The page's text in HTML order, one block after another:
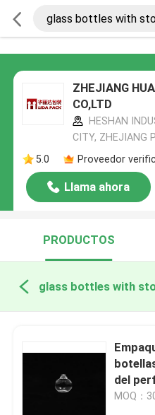
ZHEJIANG
CO,LTD
HESHAN
CITY, ZHEJIANG
5.0
Proveedor
Llama ahora
PRODUCTOS
del
OEM
MOQ：